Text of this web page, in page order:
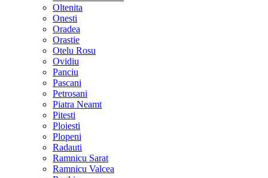
Oltenita
Onesti
Oradea
Orastie
Otelu Rosu
Ovidiu
Panciu
Pascani
Petrosani
Piatra Neamt
Pitesti
Ploiesti
Plopeni
Radauti
Ramnicu Sarat
Ramnicu Valcea